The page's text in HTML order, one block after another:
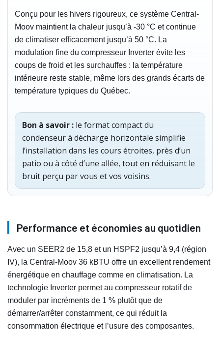
Conçu pour les hivers rigoureux, ce système Central-
Moov maintient la chaleur jusqu’à -30 °C et continue
de climatiser efficacement jusqu’à 50 °C. La
modulation fine du compresseur Inverter évite les
coups de froid et les surchauffes : la température
intérieure reste stable, même lors des grands écarts de
température typiques du Québec.
Bon à savoir : le format compact du
condenseur à décharge horizontale simplifie
l’installation dans les cours étroites, près d’un
patio ou à côté d’une allée, tout en réduisant le
bruit perçu par vous et vos voisins.
Performance et économies au quotidien
Avec un SEER2 de 15,8 et un HSPF2 jusqu’à 9,4 (région
IV), la Central-Moov 36 kBTU offre un excellent rendement
énergétique en chauffage comme en climatisation. La
technologie Inverter permet au compresseur rotatif de
moduler par incréments de 1 % plutôt que de
démarrer/arrêter constamment, ce qui réduit la
consommation électrique et l’usure des composantes.